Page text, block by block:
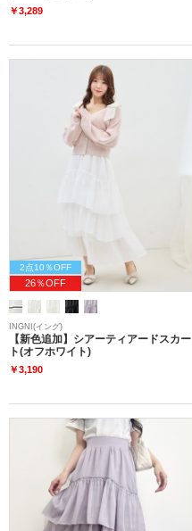
￥3,289
2点10％OFF
26％OFF
INGNI(イング)
【新色追加】シアーティアードスカー
ト(オフホワイト)
￥3,190